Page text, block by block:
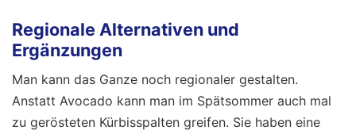
Regionale Alternativen und
Ergänzungen
Man kann das Ganze noch regionaler gestalten.
Anstatt Avocado kann man im Spätsommer auch mal
zu gerösteten Kürbisspalten greifen. Sie haben eine